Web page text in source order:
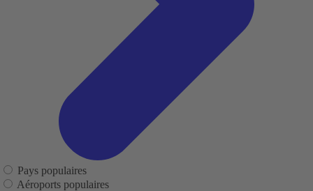
Pays populaires
Aéroports populaires